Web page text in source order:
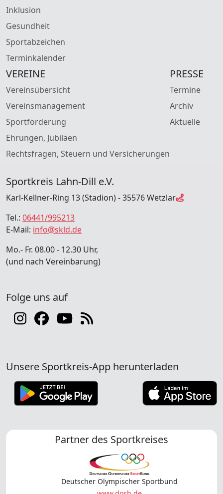
Inklusion
Gesundheit
Sportabzeichen
Terminkalender
VEREINE
Vereinsübersicht
Vereinsmanagement
Sportförderung
Ehrungen, Jubiläen
Rechtsfragen, Steuern und Versicherungen
PRESSE
Termine
Archiv
Aktuelle
Sportkreis Lahn-Dill e.V.
Karl-Kellner-Ring 13 (Stadion) - 35576 Wetzlar
Tel.: 06441/995213
E-Mail: info@skld.de
Mo.- Fr. 08.00 - 12.30 Uhr,
(und nach Vereinbarung)
Folge uns auf
Unsere Sportkreis-App herunterladen
Partner des Sportkreises
Deutscher Olympischer Sportbund